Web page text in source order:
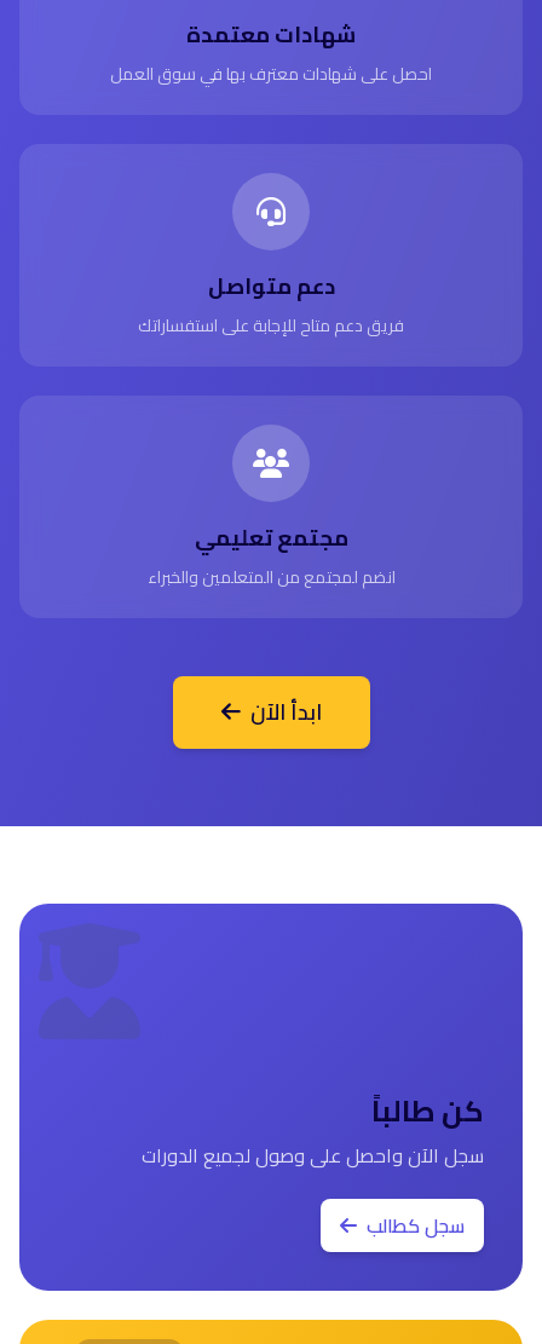
شهادات معتمدة
احصل على شهادات معترف بها في سوق العمل
دعم متواصل
فريق دعم متاح للإجابة على استفساراتك
مجتمع تعليمي
انضم لمجتمع من المتعلمين والخبراء
ابدأ الآن
كن طالباً
سجل الآن واحصل على وصول لجميع الدورات
سجل كطالب